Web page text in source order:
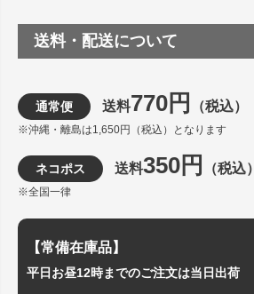
送料・配送について
通常便 送料770円 （税込）
※沖縄・離島は1,650円（税込）となります
ネコポス 送料350円 （税込）
※全国一律
【常備在庫品】
平日お昼12時までのご注文は当日出荷